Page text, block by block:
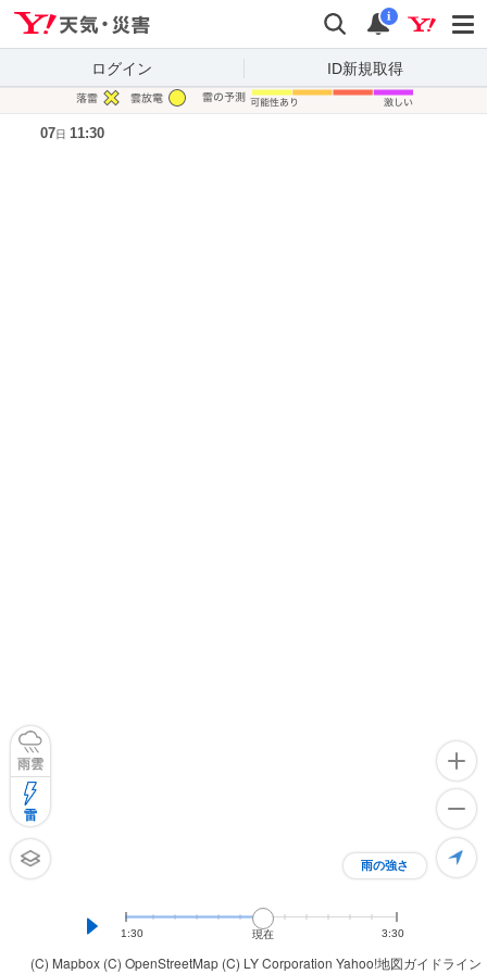
検索 通知
i
ログイン ID新規取得
(C) Mapbox (C) OpenStreetMap (C) LY Corporation Yahoo!地図ガイドライン
雨の強さ
雨雲
雷
1:30 現在 3:30
07日 11:30